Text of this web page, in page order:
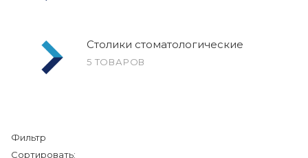
Столики стоматологические
5 ТОВАРОВ
Фильтр
Сортировать: